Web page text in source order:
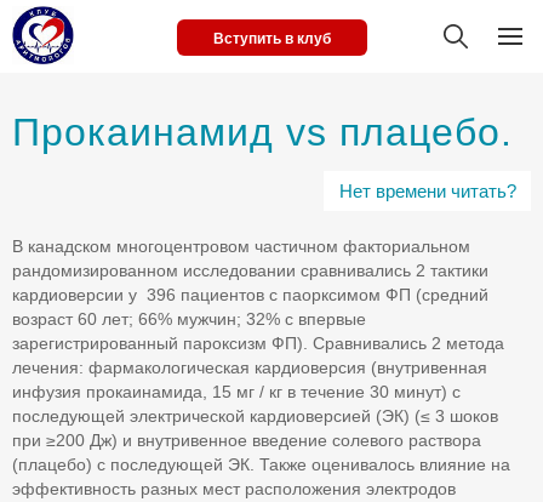
Вступить в клуб
Прокаинамид vs плацебо.
Нет времени читать?
В канадском многоцентровом частичном факториальном
рандомизированном исследовании сравнивались 2 тактики
кардиоверсии у 396 пациентов с паорксимом ФП (средний
возраст 60 лет; 66% мужчин; 32% с впервые
зарегистрированный пароксизм ФП). Сравнивались 2 метода
лечения: фармакологическая кардиоверсия (внутривенная
инфузия прокаинамида, 15 мг / кг в течение 30 минут) с
последующей электрической кардиоверсией (ЭК) (≤ 3 шоков
при ≥200 Дж) и внутривенное введение солевого раствора
(плацебо) с последующей ЭК. Также оценивалось влияние на
эффективность разных мест расположения электродов